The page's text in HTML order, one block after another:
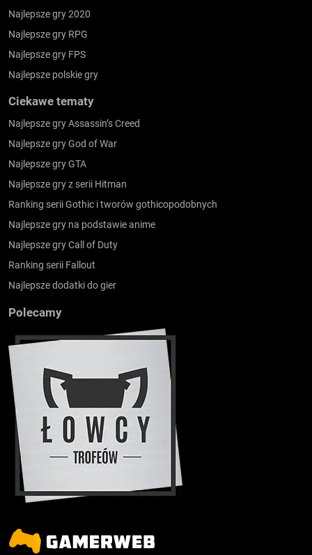
Najlepsze gry 2020
Najlepsze gry RPG
Najlepsze gry FPS
Najlepsze polskie gry
Ciekawe tematy
Najlepsze gry Assassin’s Creed
Najlepsze gry God of War
Najlepsze gry GTA
Najlepsze gry z serii Hitman
Ranking serii Gothic i tworów gothicopodobnych
Najlepsze gry na podstawie anime
Najlepsze gry Call of Duty
Ranking serii Fallout
Najlepsze dodatki do gier
Polecamy